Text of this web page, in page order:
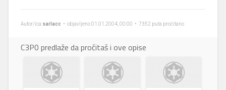
Autor/ica sarlacc • objavljeno 01.01.2004, 00:00 • 7352 puta pročitano
C3P0 predlaže da pročitaš i ove opise